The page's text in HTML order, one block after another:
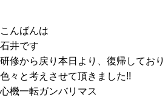
こんばんは
石井です
研修から戻り本日より、復帰してお
色々と考えさせて頂きました!!
心機一転ガンバリマス